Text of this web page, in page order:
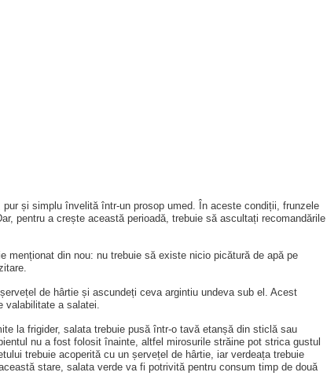
pur și simplu învelită într-un prosop umed. În aceste condiții, frunzele
pentru a crește această perioadă, trebuie să ascultați recomandările
menționat din nou: nu trebuie să existe nicio picătură de apă pe
de hârtie și ascundeți ceva argintiu undeva sub el. Acest
valabilitate a salatei.
la frigider, salata trebuie pusă într-o tavă etanșă din sticlă sau
nu a fost folosit înainte, altfel mirosurile străine pot strica gustul
trebuie acoperită cu un șervețel de hârtie, iar verdeața trebuie
stare, salata verde va fi potrivită pentru consum timp de două